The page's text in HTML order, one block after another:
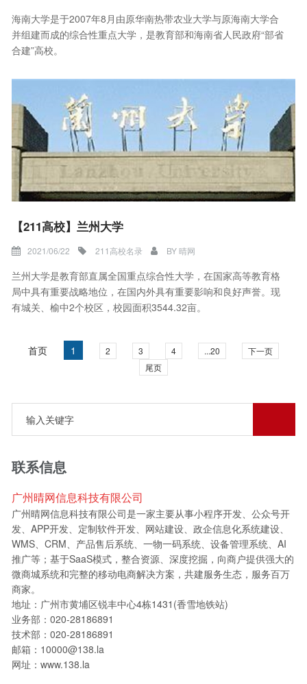
海南大学是于2007年8月由原华南热带农业大学与原海南大学合
并组建而成的综合性重点大学，是教育部和海南省人民政府“部省
合建”高校。
【211高校】兰州大学
2021/06/22 211高校名录 BY晴网
兰州大学是教育部直属全国重点综合性大学，在国家高等教育格
局中具有重要战略地位，在国内外具有重要影响和良好声誉。现
有城关、榆中2个校区，校园面积3544.32亩。
首页 1 2 3 4 ...20
下一页
尾页
联系信息
广州晴网信息科技有限公司
广州晴网信息科技有限公司是一家主要从事小程序开发、公众号开
发、APP开发、定制软件开发、网站建设、政企信息化系统建设、
WMS、CRM、产品售后系统、一物一码系统、设备管理系统、AI
推广等；基于SaaS模式，整合资源、深度挖掘，向商户提供强大的
微商城系统和完整的移动电商解决方案，共建服务生态，服务百万
商家。
地址：广州市黄埔区锐丰中心4栋1431(香雪地铁站)
业务部：020-28186891
技术部：020-28186891
邮箱：10000@138.la
网址：www.138.la